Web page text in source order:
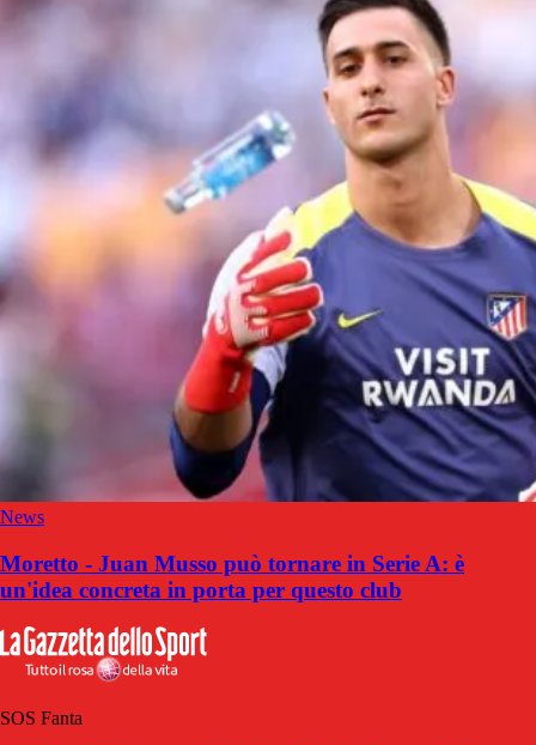
News
Moretto - Juan Musso può tornare in Serie A: è
un'idea concreta in porta per questo club
SOS Fanta